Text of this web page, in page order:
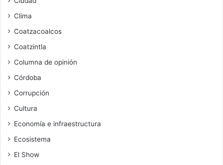
Clima
Coatzacoalcos
Coatzintla
Columna de opinión
Córdoba
Corrupción
Cultura
Economía e infraestructura
Ecosistema
El Show